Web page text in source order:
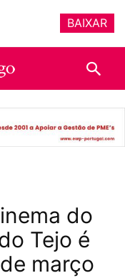
do
Tejo é
março
BAIXAR